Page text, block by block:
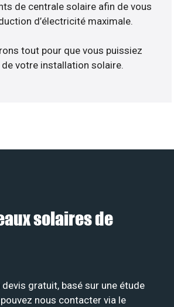
de centrale solaire afin de vous
d’électricité maximale.
tout pour que vous puissiez
votre installation solaire.
solaires de
gratuit, basé sur une étude
nous contacter via le